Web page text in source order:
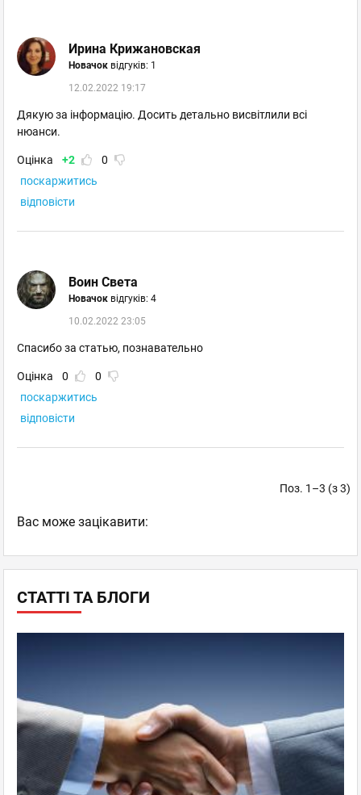
СТАТТІ ТА БЛОГИ
Ирина Крижановская
Новачок відгуків: 1
12.02.2022 19:17
Дякую за інформацію. Досить детально висвітлили всі
нюанси.
Оцінка +2
0
поскаржитись
відповісти
Воин Света
Новачок відгуків: 4
10.02.2022 23:05
Спасибо за статью, познавательно
Оцінка 0
0
поскаржитись
відповісти
Поз. 1–3 (з 3)
Вас може зацікавити: